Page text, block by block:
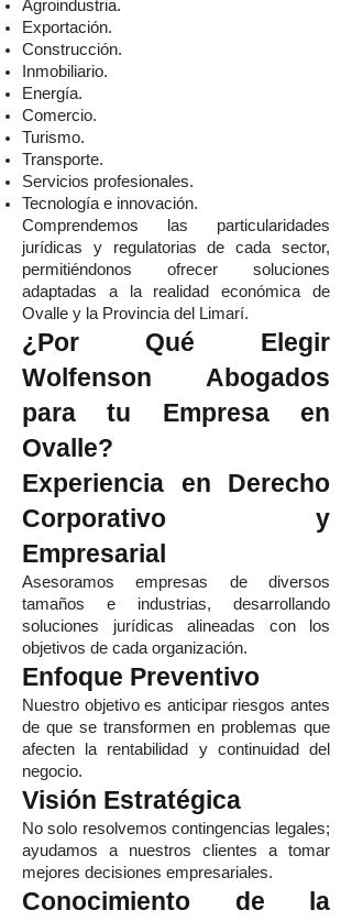
Agroindustria.
Exportación.
Construcción.
Inmobiliario.
Energía.
Comercio.
Turismo.
Transporte.
Servicios profesionales.
Tecnología e innovación.
Comprendemos las particularidades
jurídicas y regulatorias de cada sector,
permitiéndonos ofrecer soluciones
adaptadas a la realidad económica de
Ovalle y la Provincia del Limarí.
¿Por Qué Elegir
Wolfenson Abogados
para tu Empresa en
Ovalle?
Experiencia en Derecho
Corporativo y
Empresarial
Asesoramos empresas de diversos
tamaños e industrias, desarrollando
soluciones jurídicas alineadas con los
objetivos de cada organización.
Enfoque Preventivo
Nuestro objetivo es anticipar riesgos antes
de que se transformen en problemas que
afecten la rentabilidad y continuidad del
negocio.
Visión Estratégica
No solo resolvemos contingencias legales;
ayudamos a nuestros clientes a tomar
mejores decisiones empresariales.
Conocimiento de la